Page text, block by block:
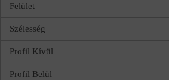
Felület
Szélesség
Profil Kívül
Profil Belül